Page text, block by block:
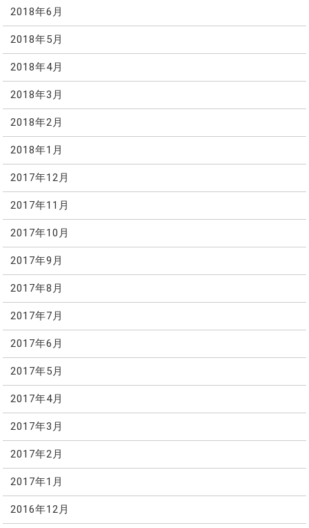
2018年6月
2018年5月
2018年4月
2018年3月
2018年2月
2018年1月
2017年12月
2017年11月
2017年10月
2017年9月
2017年8月
2017年7月
2017年6月
2017年5月
2017年4月
2017年3月
2017年2月
2017年1月
2016年12月